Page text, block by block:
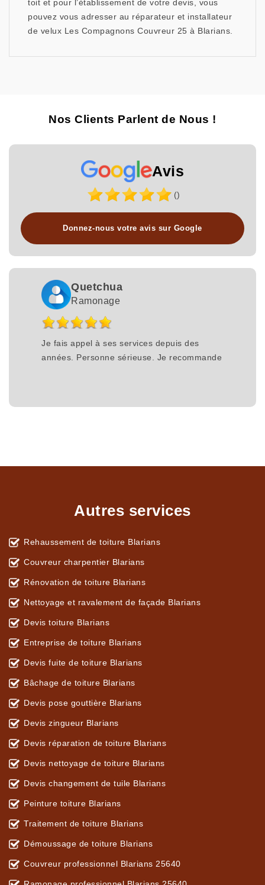
toit et pour l’établissement de votre devis, vous
pouvez vous adresser au réparateur et installateur
de velux Les Compagnons Couvreur 25 à Blarians.
Nos Clients Parlent de Nous !
Avis
()
Donnez-nous votre avis sur Google
Quetchua
Ramonage
Je fais appel à ses services depuis des
années. Personne sérieuse. Je recommande
Autres services
Rehaussement de toiture Blarians
Couvreur charpentier Blarians
Rénovation de toiture Blarians
Nettoyage et ravalement de façade Blarians
Devis toiture Blarians
Entreprise de toiture Blarians
Devis fuite de toiture Blarians
Bâchage de toiture Blarians
Devis pose gouttière Blarians
Devis zingueur Blarians
Devis réparation de toiture Blarians
Devis nettoyage de toiture Blarians
Devis changement de tuile Blarians
Peinture toiture Blarians
Traitement de toiture Blarians
Démoussage de toiture Blarians
Couvreur professionnel Blarians 25640